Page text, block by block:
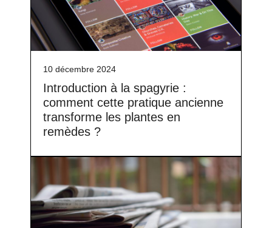
10 décembre 2024
Introduction à la spagyrie :
comment cette pratique ancienne
transforme les plantes en
remèdes ?